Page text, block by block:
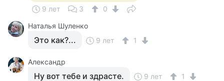
9 лет 3
0
Наталья Шуленко
Это как?... 9 лет 1
Александр
Ну вот тебе и здрасте. 9 лет 1